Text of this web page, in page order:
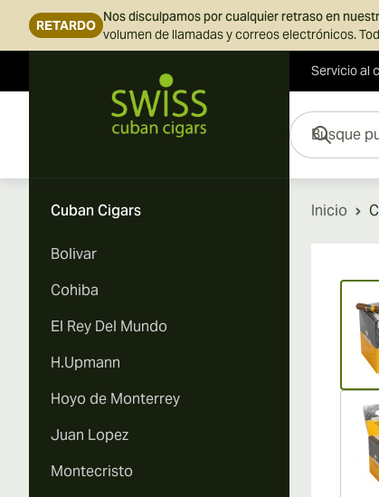
RETARDO
Nos disculpamos por cualquier retraso en
volumen de llamadas y correos electrónicos.
Servicio al
Busque puros
Cuban Cigars
Bolivar
Cohiba
El Rey Del Mundo
H.Upmann
Hoyo de Monterrey
Juan Lopez
Montecristo
Inicio